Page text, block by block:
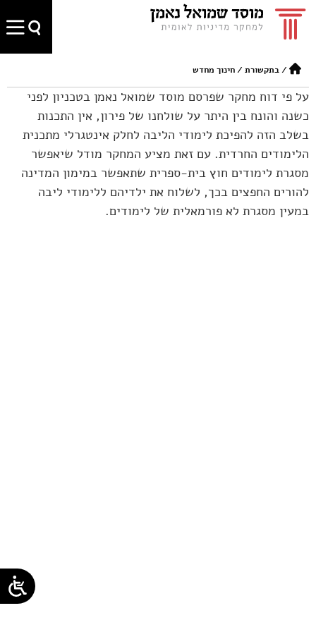
/בתקשורת /חינוך מחדש
על פי דוח מחקר שפרסם מוסד שמואל נאמן בטכניון לפני
כשנה והונח בין היתר על שולחנו של פירון, אין התכנות
בשלב הזה להפיכת לימודי הליבה לחלק אינטגרלי מתכנית
הלימודים החרדית. עם זאת מציע המחקר מודל שיאפשר
מסגרת לימודים חוץ בית-ספרית שתאפשר במימון המדינה
להורים החפצים בכך, לשלוח את ילדיהם ללימודי ליבה
במעין מסגרת לא פורמאלית של לימודים.